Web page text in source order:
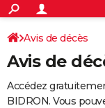
ACTUALITÉS
Politique
Société
Faits Divers
Education
Monde
Villes
+
SPORT
Coupe du monde
Football
Tennis
Cyclisme
Rugby
Forum
Programme TV
TNT
Streaming
Cinéma
Sorties cinéma
Musique
+
FINANCE
Avis de décès
Avis de
Accédez
BIDRON. Vous